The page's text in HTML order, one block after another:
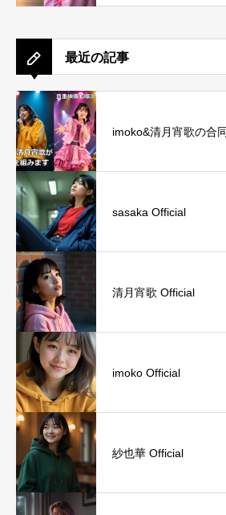
最近の記事
imoko&清月宵歌の合
sasaka Official
清月宵歌 Official
imoko Official
紗也華 Official